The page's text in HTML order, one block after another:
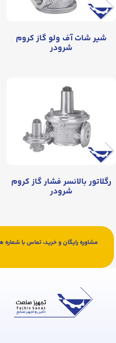
ولو گاز کروم رگلاتور
فشار گاز کروم
و خرید، تماس با شماره های:
021-